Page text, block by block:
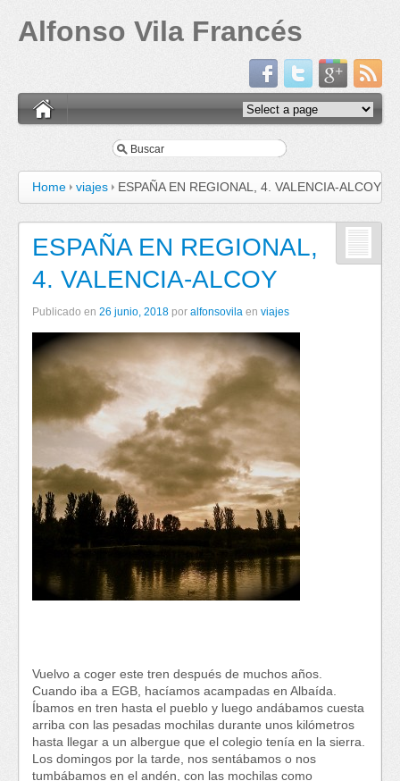
Alfonso Vila Francés
Home viajes ESPAÑA EN REGIONAL, 4. VALENCIA-ALCOY
ESPAÑA EN REGIONAL,
4. VALENCIA-ALCOY
Publicado en 26 junio, 2018 por alfonsovila en viajes
Vuelvo a coger este tren después de muchos años.
Cuando iba a EGB, hacíamos acampadas en Albaída.
Íbamos en tren hasta el pueblo y luego andábamos cuesta
arriba con las pesadas mochilas durante unos kilómetros
hasta llegar a un albergue que el colegio tenía en la sierra.
Los domingos por la tarde, nos sentábamos o nos
tumbábamos en el andén, con las mochilas como